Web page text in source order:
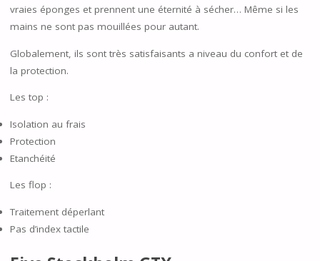
vraies éponges et prennent une éternité à sécher… Même si les
mains ne sont pas mouillées pour autant.
Globalement, ils sont très satisfaisants a niveau du confort et de
la protection.
Les top :
Isolation au frais
Protection
Etanchéité
Les flop :
Traitement déperlant
Pas d’index tactile